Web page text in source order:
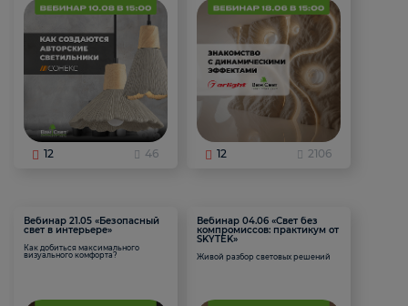
12 46 12 2106
Вебинар 21.05 «Безопасный
свет в интерьере»
Как добиться максимального
визуального комфорта?
Вебинар 04.06 «Свет без
компромиссов: практикум от
SKYTEK»
Живой разбор световых решений